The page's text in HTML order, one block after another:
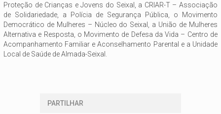
Proteção de Crianças e Jovens do Seixal, a CRIAR-T – Associação
de Solidariedade, a Polícia de Segurança Pública, o Movimento
Democrático de Mulheres – Núcleo do Seixal, a União de Mulheres
Alternativa e Resposta, o Movimento de Defesa da Vida – Centro de
Acompanhamento Familiar e Aconselhamento Parental e a Unidade
Local de Saúde de Almada-Seixal.
PARTILHAR